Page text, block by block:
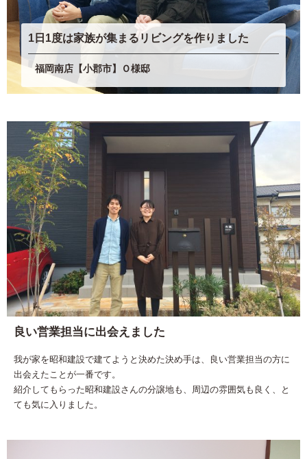
1日1度は家族が集まるリビングを作りました
福岡南店【小郡市】Ｏ様邸
良い営業担当に出会えました
我が家を昭和建設で建てようと決めた決め手は、良い営業担当の方に
出会えたことが一番です。
紹介してもらった昭和建設さんの分譲地も、周辺の雰囲気も良く、と
ても気に入りました。